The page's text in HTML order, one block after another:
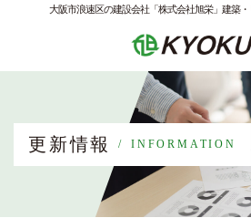
大阪市浪速区の建設会社「株式会社旭栄」建築
更新情報 INFORMATION